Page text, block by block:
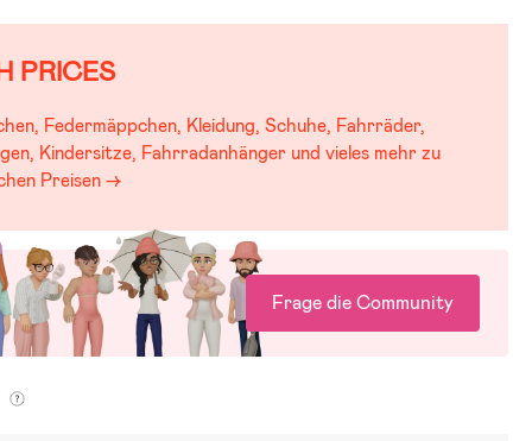
PRICES
Federmäppchen, Kleidung, Schuhe, Fahrräder,
Kindersitze, Fahrradanhänger und vieles mehr zu
Preisen →
Frage die Community